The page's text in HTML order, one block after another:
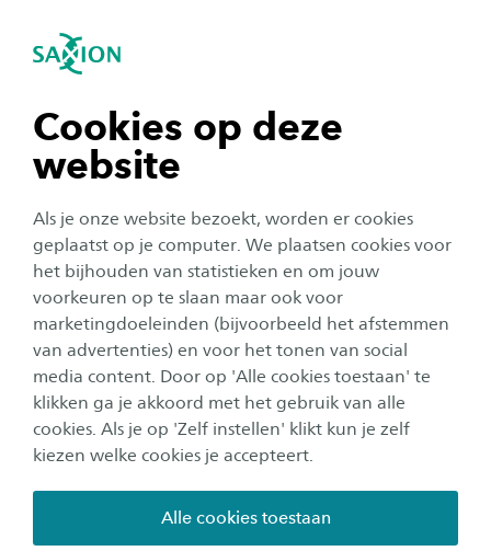
Cookies op deze
website
Als je onze website bezoekt, worden er cookies
geplaatst op je computer. We plaatsen cookies voor
het bijhouden van statistieken en om jouw
voorkeuren op te slaan maar ook voor
marketingdoeleinden (bijvoorbeeld het afstemmen
van advertenties) en voor het tonen van social
media content. Door op 'Alle cookies toestaan' te
klikken ga je akkoord met het gebruik van alle
cookies. Als je op 'Zelf instellen' klikt kun je zelf
kiezen welke cookies je accepteert.
Alle cookies toestaan
Navigatie openen
tonen
tonen
tonen
tonen
sluiten
Post-hbo Loopbaanprofessionals
Subnavigatie tonen
Post-hbo
Loopbaanprofessionals
Veel mensen kunnen ondersteuning gebruiken